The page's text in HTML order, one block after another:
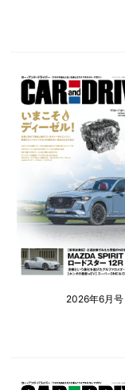
2026年6月号